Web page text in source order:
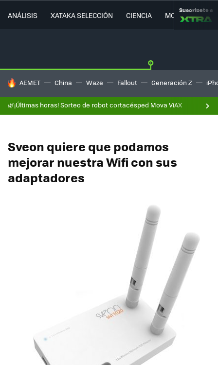
ANÁLISIS XATAKA SELECCIÓN CIENCIA MOVILIDAD
Suscríbete a
HOY SE HABLA DE
AEMET China Waze Fallout Generación Z
🌿¡Últimas horas! Sorteo de robot cortacésped Mova ViAX
Sveon quiere que podamos
mejorar nuestra Wifi con sus
adaptadores